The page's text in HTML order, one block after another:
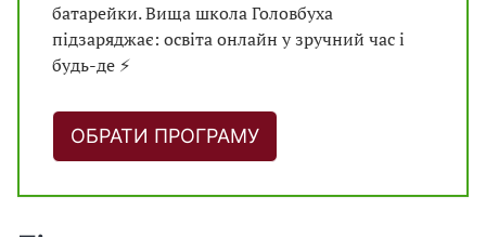
батарейки. Вища школа Головбуха
підзаряджає: освіта онлайн у зручний час і
будь-де ⚡
ОБРАТИ ПРОГРАМУ